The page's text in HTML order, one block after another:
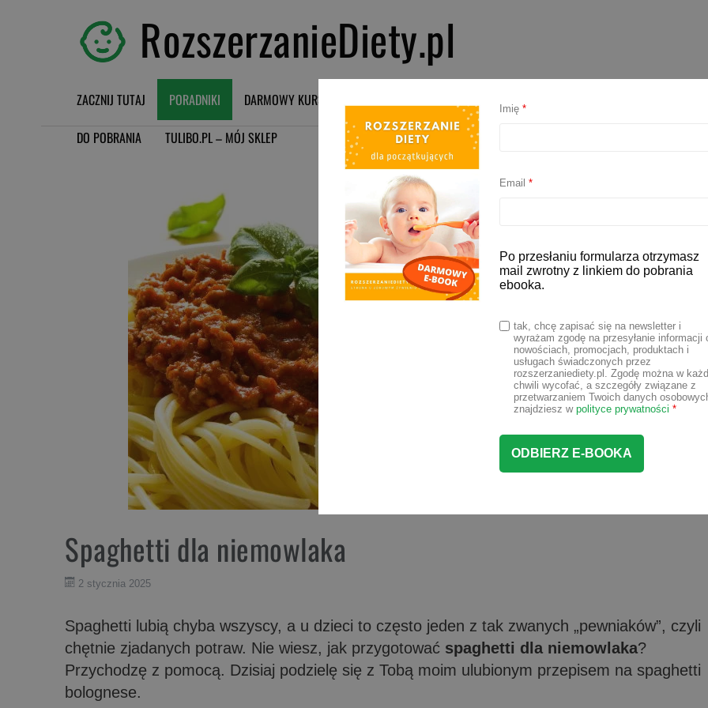
RozszerzanieDiety.pl
ZACZNIJ TUTAJ PORADNIKI DARMOWY KURS BLW
DO POBRANIA
TULIBO.PL – MÓJ SKLEP
Spaghetti dla niemowlaka
2 stycznia 2025
Spaghetti lubią chyba wszyscy, a u dzieci to często jeden z tak zwanych „pewniaków”, czyli
chętnie zjadanych potraw. Nie wiesz, jak przygotować spaghetti dla niemowlaka?
Przychodzę z pomocą. Dzisiaj podzielę się z Tobą moim ulubionym przepisem na spaghetti
bolognese.
Imię *
Email *
Po przesłaniu formularza otrzymasz
mail zwrotny z linkiem do pobrania
ebooka.
tak, chcę zapisać się na newsletter i
wyrażam zgodę na przesyłanie informacji
nowościach, promocjach, produktach i
usługach świadczonych przez
rozszerzaniediety.pl. Zgodę można w
chwili wycofać, a szczegóły związane z
przetwarzaniem Twoich danych
znajdziesz wpolityce prywatności *